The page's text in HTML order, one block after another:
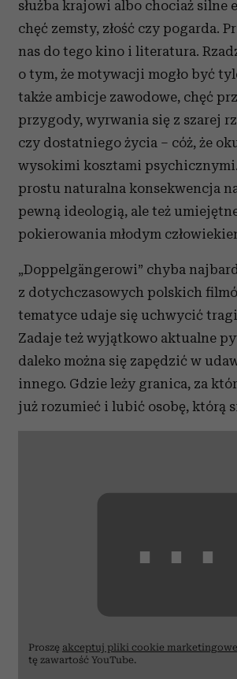
korzystania z ich usług.
służba krajowi albo chociaż silne
chęć zemsty, złość czy pogarda.
nas do tego kino i literatura.
o tym, że motywacji mogło być
także ambicje zawodowe, chęć
przygody, wyrwania się z szarej
czy dostatniego życia – cóż, że
wysokimi kosztami
prostu naturalna konsekwencja
pewną ideologią, ale też
pokierowania młodym
„Doppelgängerowi” chyba
z dotychczasowych polskich
tematyce udaje się uchwycić
Zadaje też wyjątkowo aktualne
daleko można się zapędzić w
innego. Gdzie leży granica, za
już rozumieć i lubić osobę, którą
⋯
Proszę akceptuj pliki cookie marketingowe
tę zawartość YouTube.